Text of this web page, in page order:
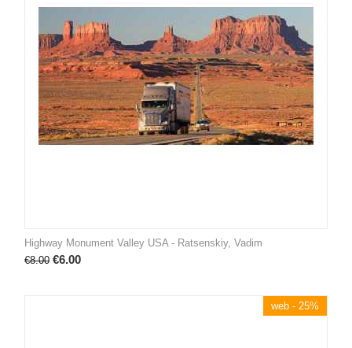
Highway Monument Valley USA - Ratsenskiy, Vadim
€8.00 €6.00
web - 25%